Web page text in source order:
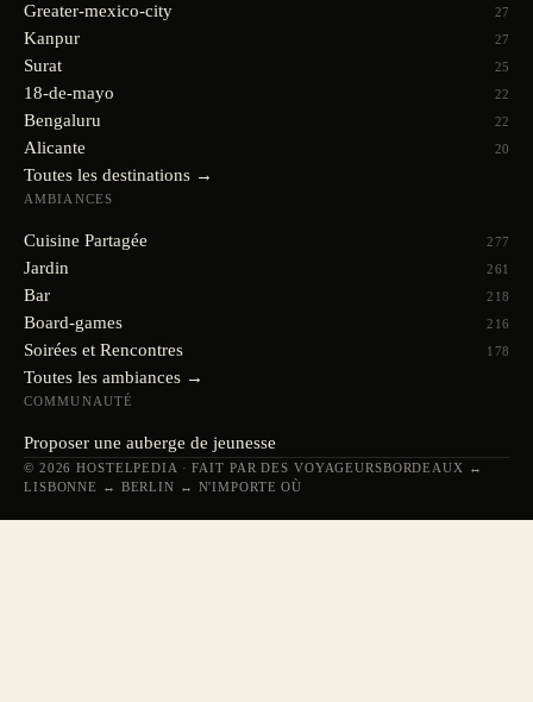
Greater-mexico-city 27
Kanpur 27
Surat 25
18-de-mayo 22
Bengaluru 22
Alicante 20
Toutes les destinations →
AMBIANCES
Cuisine Partagée 277
Jardin 261
Bar 218
Board-games 216
Soirées et Rencontres 178
Toutes les ambiances →
COMMUNAUTÉ
Proposer une auberge de jeunesse
© 2026 HOSTELPEDIA · FAIT PAR DES VOYAGEURSBORDEAUX ↔
LISBONNE ↔ BERLIN ↔ N'IMPORTE OÙ